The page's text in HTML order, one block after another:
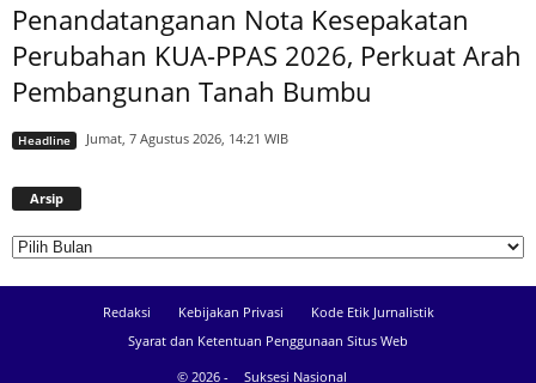
Penandatanganan Nota Kesepakatan
Perubahan KUA-PPAS 2026, Perkuat Arah
Pembangunan Tanah Bumbu
Headline Jumat, 7 Agustus 2026, 14:21 WIB
Arsip
Redaksi Kebijakan Privasi
Kode Etik Jurnalistik
Syarat dan Ketentuan Penggunaan Situs Web
© 2026 -
Suksesi Nasional